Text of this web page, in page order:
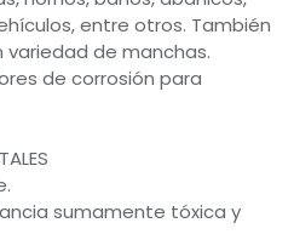
entre otros. También
variedad de manchas.
de corrosión para
sumamente tóxica y